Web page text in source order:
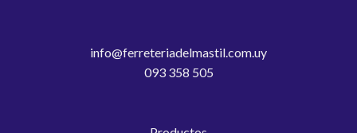
info@ferreteriadelmastil.com.uy
093 358 505